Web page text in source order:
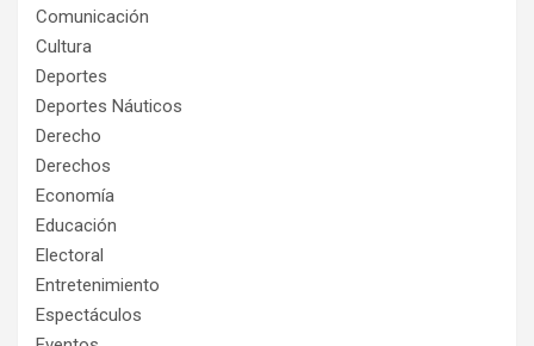
Comunicación
Cultura
Deportes
Deportes Náuticos
Derecho
Derechos
Economía
Educación
Electoral
Entretenimiento
Espectáculos